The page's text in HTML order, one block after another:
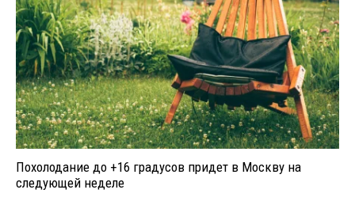
Похолодание до +16 градусов придет в Москву на
следующей неделе